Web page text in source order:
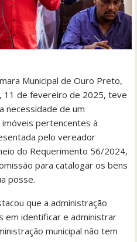
Municipal de Ouro Preto,
11 de fevereiro de 2025, teve
necessidade de um
pertencentes à
pelo vereador
do Requerimento 56/2024,
para catalogar os bens
posse.
que a administração
em identificar e administrar
municipal não tem